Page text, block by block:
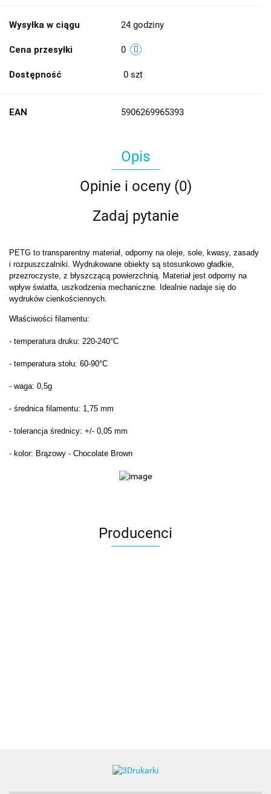
Wysyłka w ciągu 24 godziny
Cena przesyłki 0
Dostępność 0 szt
EAN 5906269965393
Opis
Opinie i oceny (0)
Zadaj pytanie
PETG to transparentny materiał, odporny na oleje, sole, kwasy, zasady
i rozpuszczalniki. Wydrukowane obiekty są stosunkowo gładkie,
przezroczyste, z błyszczącą powierzchnią. Materiał jest odporny na
wpływ światła, uszkodzenia mechaniczne. Idealnie nadaje się do
wydruków cienkościennych.
Właściwości filamentu:
- temperatura druku: 220-240°C
- temperatura stołu: 60-90°C
- waga: 0,5g
- średnica filamentu: 1,75 mm
- tolerancja średnicy: +/- 0,05 mm
- kolor: Brązowy - Chocolate Brown
Producenci